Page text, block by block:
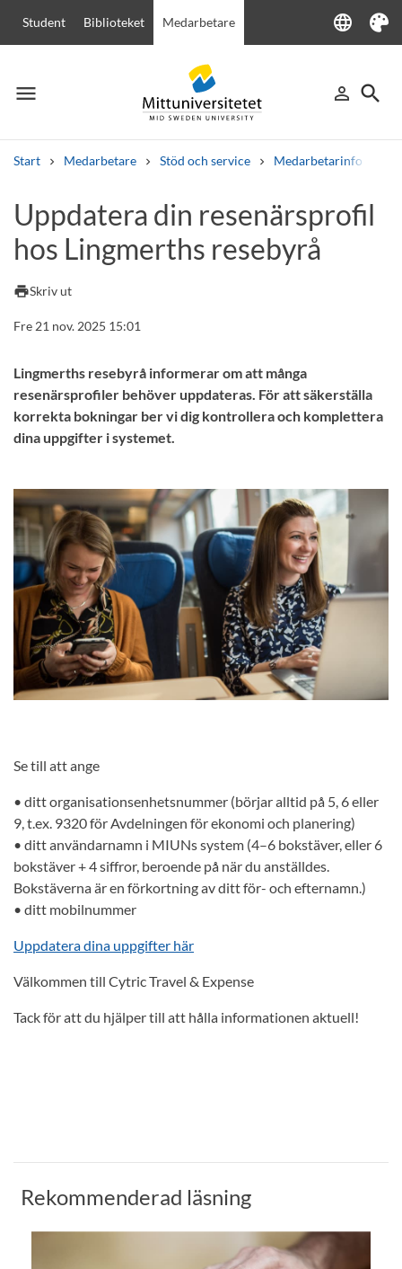
Student Biblioteket Medarbetare language
Language
Tema
menu
Meny person_outline
Logga in
search
Sök
Start Medarbetare Stöd och service Medarbetarinfo
Andra söktjänster
Kurser och programKursplanerVälkomstbrevPersonal
Uppdatera din resenärsprofil
hos Lingmerths resebyrå
printSkriv ut
Fre 21 nov. 2025 15:01
Lingmerths resebyrå informerar om att många
resenärsprofiler behöver uppdateras. För att säkerställa
korrekta bokningar ber vi dig kontrollera och komplettera
dina uppgifter i systemet.
Se till att ange
• ditt organisationsenhetsnummer (börjar alltid på 5, 6 eller
9, t.ex. 9320 för Avdelningen för ekonomi och planering)
• ditt användarnamn i MIUNs system (4–6 bokstäver, eller 6
bokstäver + 4 siffror, beroende på när du anställdes.
Bokstäverna är en förkortning av ditt för- och efternamn.)
• ditt mobilnummer
Uppdatera dina uppgifter här
Välkommen till Cytric Travel & Expense
Tack för att du hjälper till att hålla informationen aktuell!
Rekommenderad läsning